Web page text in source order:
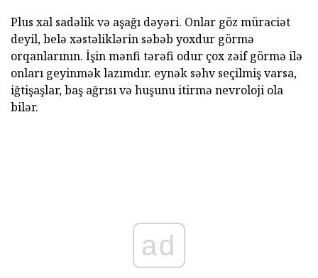
Plus xal sadəlik və aşağı dəyəri. Onlar göz müraciət
deyil, belə xəstəliklərin səbəb yoxdur görmə
orqanlarının. İşin mənfi tərəfi odur çox zəif görmə ilə
onları geyinmək lazımdır. eynək səhv seçilmiş varsa,
iğtişaşlar, baş ağrısı və huşunu itirmə nevroloji ola
bilər.
ad